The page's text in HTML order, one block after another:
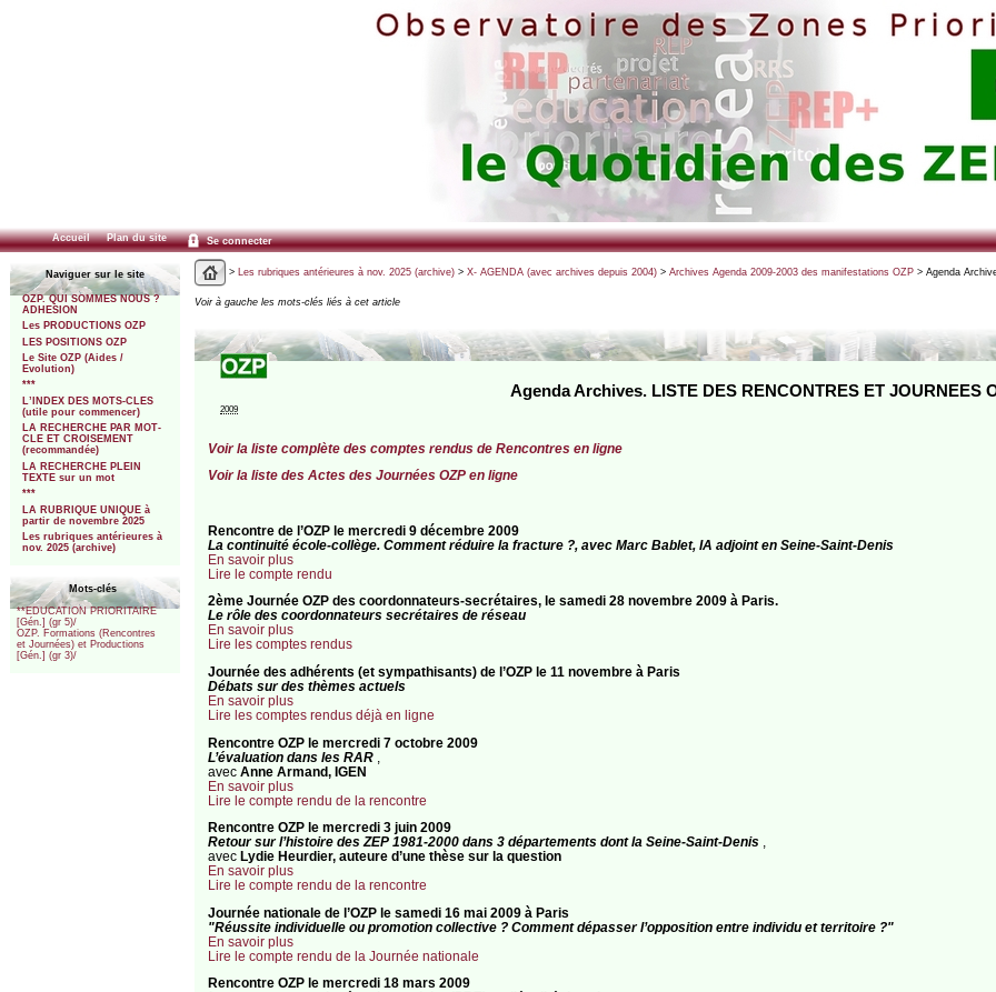
Accueil Plan du site Se connecter
Naviguer sur le site
OZP. QUI SOMMES NOUS ?
ADHESION
Les PRODUCTIONS OZP
LES POSITIONS OZP
Le Site OZP (Aides /
Evolution)
***
L’INDEX DES MOTS-CLES
(utile pour commencer)
LA RECHERCHE PAR MOT-
CLE ET CROISEMENT
(recommandée)
LA RECHERCHE PLEIN
TEXTE sur un mot
***
LA RUBRIQUE UNIQUE à
partir de novembre 2025
Les rubriques antérieures à
nov. 2025 (archive)
Mots-clés
**EDUCATION PRIORITAIRE
[Gén.] (gr 5)/
OZP. Formations (Rencontres
et Journées) et Productions
[Gén.] (gr 3)/
> Les rubriques antérieures à nov. 2025 (archive)> X- AGENDA (avec archives depuis 2004)> Archives Agenda 2009-2003 des manifestations OZP> Agenda
Voir à gauche les mots-clés liés à cet article
Agenda Archives. LISTE DES RENCONTRES ET JOURNEES
2009
Voir la liste complète des comptes rendus de Rencontres en ligne
Voir la liste des Actes des Journées OZP en ligne
Rencontre de l’OZP le mercredi 9 décembre 2009
La continuité école-collège. Comment réduire la fracture ?, avec Marc Bablet, IA adjoint en Seine-Saint-Denis
En savoir plus
Lire le compte rendu
2ème Journée OZP des coordonnateurs-secrétaires, le samedi 28 novembre 2009 à Paris.
Le rôle des coordonnateurs secrétaires de réseau
En savoir plus
Lire les comptes rendus
Journée des adhérents (et sympathisants) de l’OZP le 11 novembre à Paris
Débats sur des thèmes actuels
En savoir plus
Lire les comptes rendus déjà en ligne
Rencontre OZP le mercredi 7 octobre 2009
L’évaluation dans les RAR
avec Anne Armand, IGEN
En savoir plus
Lire le compte rendu de la rencontre
Rencontre OZP le mercredi 3 juin 2009
Retour sur l’histoire des ZEP 1981-2000 dans 3 départements dont la Seine-Saint-Denis
avec Lydie Heurdier, auteure d’une thèse sur la question
En savoir plus
Lire le compte rendu de la rencontre
Journée nationale de l’OZP le samedi 16 mai 2009 à Paris
"Réussite individuelle ou promotion collective ? Comment dépasser l’opposition entre individu et territoire ?"
En savoir plus
Lire le compte rendu de la Journée nationale
Rencontre OZP le mercredi 18 mars 2009